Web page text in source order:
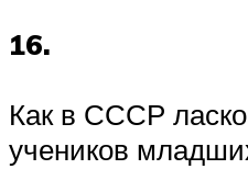
16.
Как в СССР
учеников